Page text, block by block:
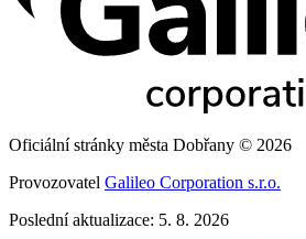
Oficiální stránky města Dobřany © 2026
Provozovatel Galileo Corporation s.r.o.
Poslední aktualizace: 5. 8. 2026